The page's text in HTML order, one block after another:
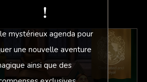
!
mystérieux agenda pour
une nouvelle aventure
ainsi que des
dans le
Devenez
et